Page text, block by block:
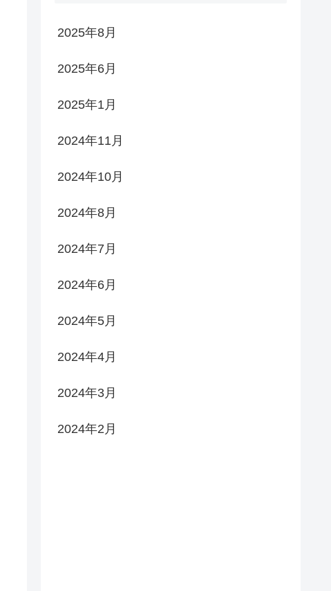
2025年8月
2025年6月
2025年1月
2024年11月
2024年10月
2024年8月
2024年7月
2024年6月
2024年5月
2024年4月
2024年3月
2024年2月